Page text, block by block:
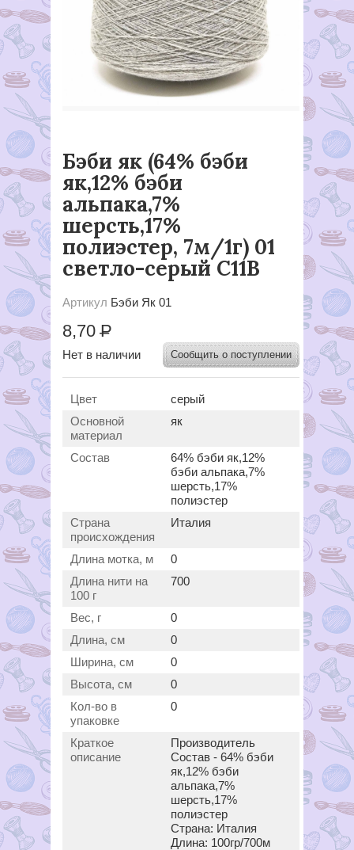
Бэби як (64% бэби
як,12% бэби
альпака,7%
шерсть,17%
полиэстер, 7м/1г) 01
светло-серый С11В
Артикул Бэби Як 01
8,70Р
Нет в наличии Сообщить о поступлении
Цвет
серый
Основной
материал
як
Состав
64% бэби як,12%
бэби альпака,7%
шерсть,17%
полиэстер
Страна
происхождения
Италия
Длина мотка, м
0
Длина нити на
100 г
700
Вес, г
0
Длина, см
0
Ширина, см
0
Высота, см
0
Кол-во в
упаковке
0
Краткое
описание
Производитель
Состав - 64% бэби
як,12% бэби
альпака,7%
шерсть,17%
полиэстер
Страна: Италия
Длина: 100гр/700м